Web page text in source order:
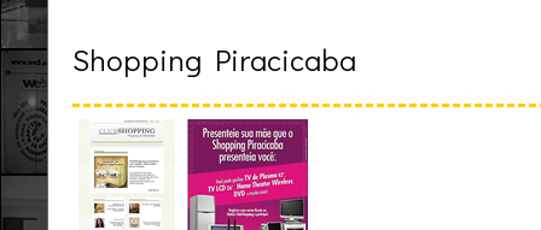
Shopping Piracicaba